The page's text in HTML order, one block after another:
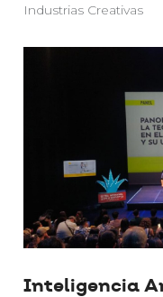
Industrias Creativas
In­te­li­gen­cia